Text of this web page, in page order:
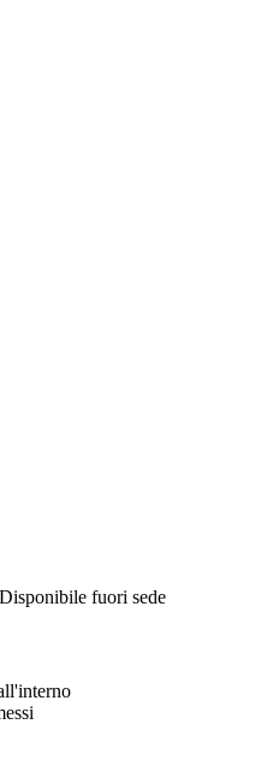
fuori sede